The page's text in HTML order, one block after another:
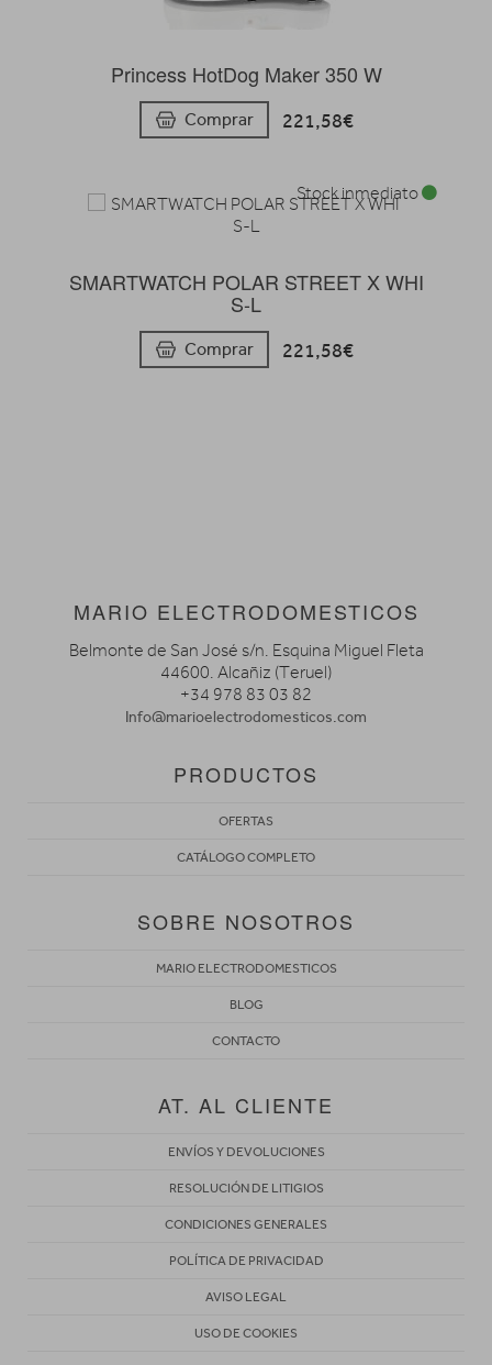
Princess HotDog Maker 350 W
Comprar 221,58€
SMARTWATCH POLAR STREET X WHI
S-L
Comprar 221,58€
Stock inmediato
MARIO ELECTRODOMESTICOS
Belmonte de San José s/n. Esquina Miguel Fleta
44600. Alcañiz (Teruel)
+34 978 83 03 82
Info@marioelectrodomesticos.com
PRODUCTOS
OFERTAS
CATÁLOGO COMPLETO
SOBRE NOSOTROS
MARIO ELECTRODOMESTICOS
BLOG
CONTACTO
AT. AL CLIENTE
ENVÍOS Y DEVOLUCIONES
RESOLUCIÓN DE LITIGIOS
CONDICIONES GENERALES
POLÍTICA DE PRIVACIDAD
AVISO LEGAL
USO DE COOKIES